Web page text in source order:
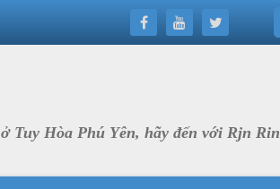
Tuy Hòa Phú Yên, hãy đến với Rjn Rin